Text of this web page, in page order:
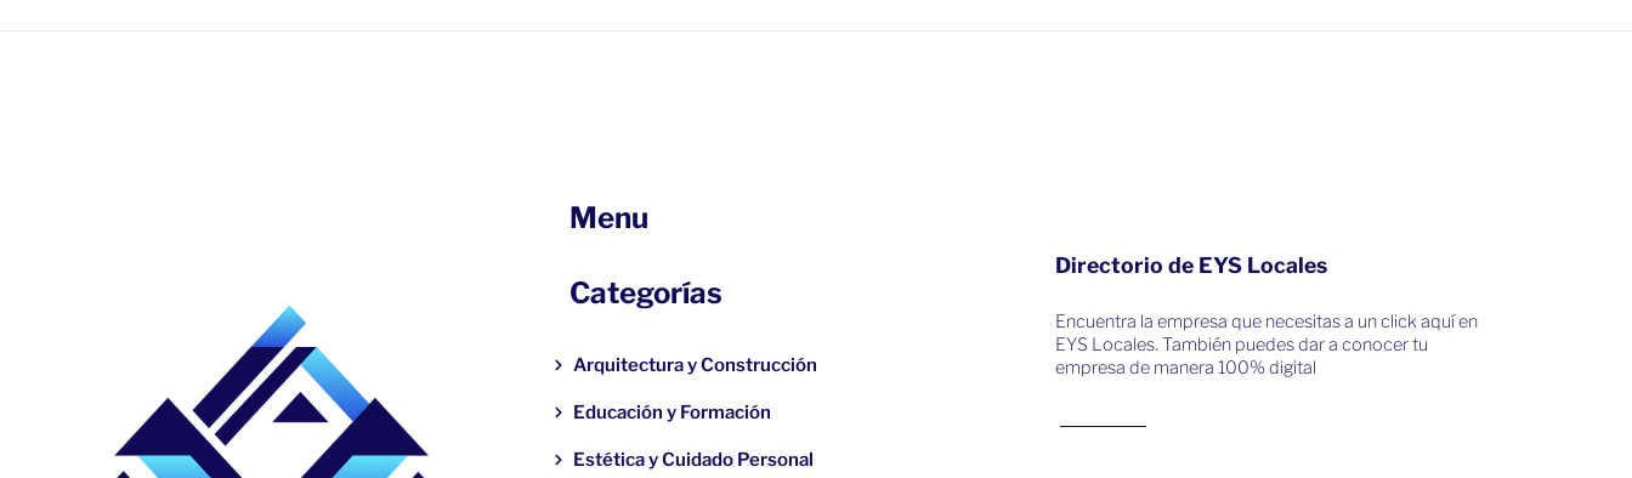
Menu
Categorías
Arquitectura y Construcción
Educación y Formación
Estética y Cuidado Personal
Directorio de EYS Locales
Encuentra la empresa que necesitas a un click aquí en
EYS Locales. También puedes dar a conocer tu
empresa de manera 100% digital